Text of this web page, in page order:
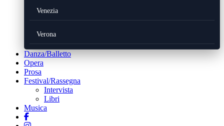
Venezia
Verona
Danza/Balletto
Opera
Prosa
Festival/Rassegna
Intervista
Libri
Musica